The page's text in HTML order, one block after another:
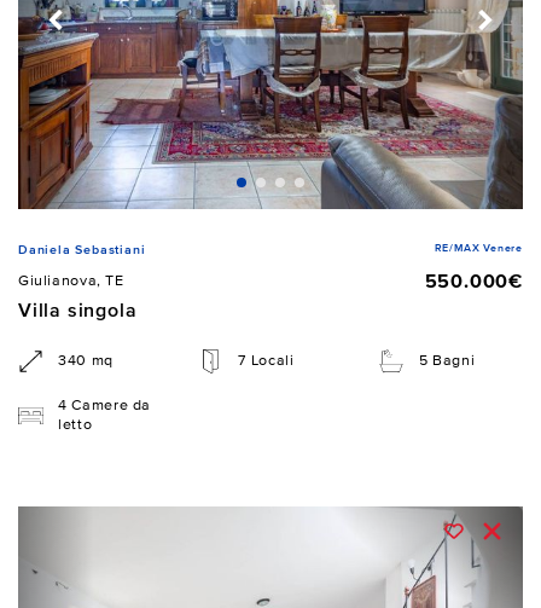
Daniela Sebastiani RE/MAX Venere
Giulianova, TE
550.000€
Villa singola
340 mq 7 Locali 5 Bagni
4 Camere da
letto